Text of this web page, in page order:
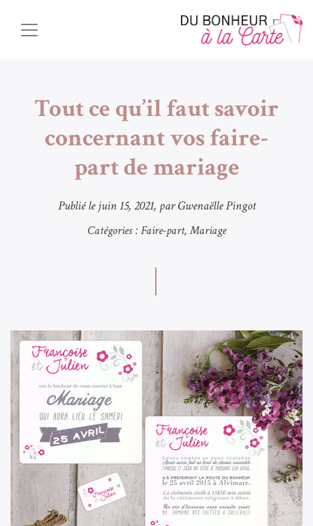
Tout ce qu’il faut savoir
concernant vos faire-
part de mariage
Publié lejuin 15, 2021, par Gwenaëlle Pingot
Catégories : Faire-part Mariage